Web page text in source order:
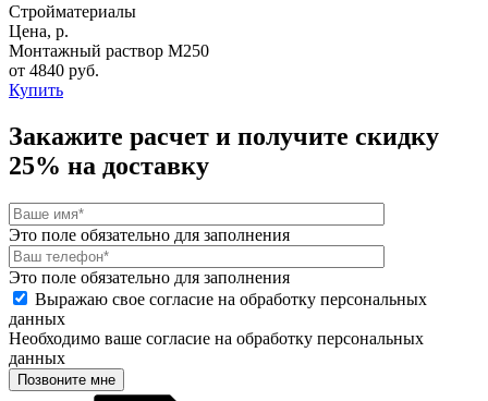
Стройматериалы
Цена, р.
Монтажный раствор М250
от 4840 руб.
Купить
Закажите расчет и получите скидку
25% на доставку
Это поле обязательно для заполнения
Это поле обязательно для заполнения
Выражаю свое согласие на обработку персональных
данных
Необходимо ваше согласие на обработку персональных
данных
Позвоните мне